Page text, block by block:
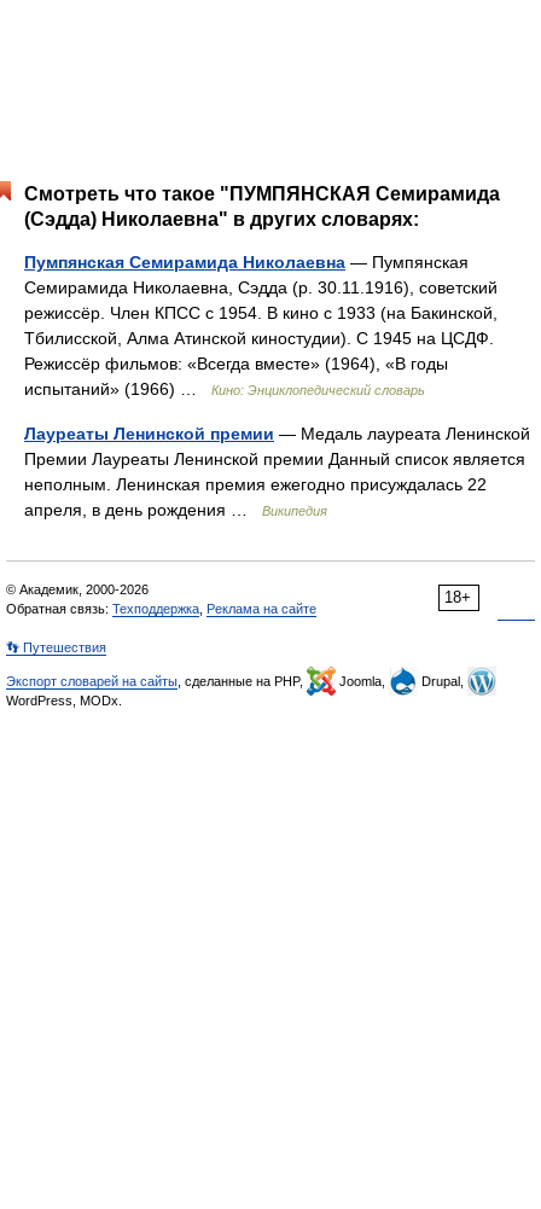
Смотреть что такое "ПУМПЯНСКАЯ Семирамида
(Сэдда) Николаевна" в других словарях:
Пумпянская Семирамида Николаевна — Пумпянская
Семирамида Николаевна, Сэдда (р. 30.11.1916), советский
режиссёр. Член КПСС с 1954. В кино с 1933 (на Бакинской,
Тбилисской, Алма Атинской киностудии). С 1945 на ЦСДФ.
Режиссёр фильмов: «Всегда вместе» (1964), «В годы
испытаний» (1966) …
Кино: Энциклопедический словарь
Лауреаты Ленинской премии — Медаль лауреата Ленинской
Премии Лауреаты Ленинской премии Данный список является
неполным. Ленинская премия ежегодно присуждалась 22
апреля, в день рождения …
Википедия
18+
© Академик, 2000-2026
Обратная связь: Техподдержка Реклама на сайте
👣 Путешествия
Экспорт словарей на сайты , сделанные на PHP, Joomla,
Drupal,
WordPress, MODx.